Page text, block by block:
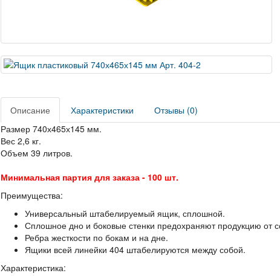
Описание Характеристики
Отзывы (0)
Размер 740х465х145 мм.
Вес 2,6 кг.
Объем 39 литров.
Минимальная партия для заказа - 100 шт.
Преимущества:
Универсальный штабелируемый ящик, сплошной.
Сплошное дно и боковые стенки предохраняют продукцию от
Ребра жесткости по бокам и на дне.
Ящики всей линейки 404 штабелируются между собой.
Характеристика: